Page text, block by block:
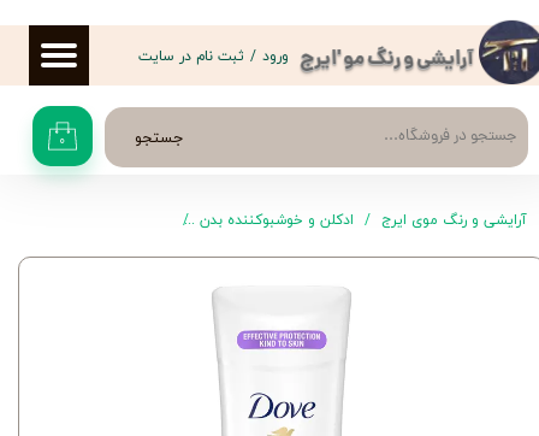
آرایشی و رنگ مو 'ایرج
جستجو ۰
ورود / ثبت نام در سایت
حساب کاربری من
تغییر گذر واژه
سفارشات
خروج از حساب کاربری
آرایشی و رنگ موی ایرج ادکلن و خوشبوکننده بدن